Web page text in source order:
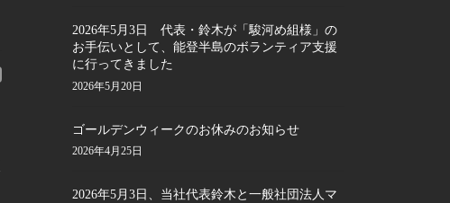
2026年5月3日 代表・鈴木が「駿河め組様」の
お手伝いとして、能登半島のボランティア支援
に行ってきました
2026年5月20日
ゴールデンウィークのお休みのお知らせ
2026年4月25日
2026年5月3日、当社代表鈴木と一般社団法人マ